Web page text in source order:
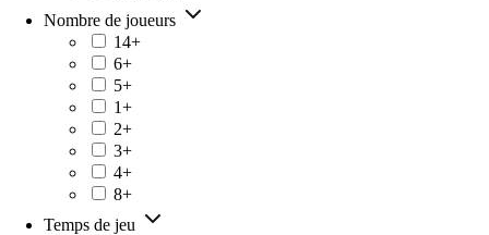
Nombre de joueurs
14+
6+
5+
1+
2+
3+
4+
8+
Temps de jeu